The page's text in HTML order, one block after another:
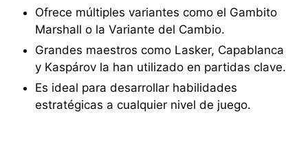
Ofrece múltiples variantes como el Gambito
Marshall o la Variante del Cambio.
Grandes maestros como Lasker, Capablanca
y Kaspárov la han utilizado en partidas clave.
Es ideal para desarrollar habilidades
estratégicas a cualquier nivel de juego.